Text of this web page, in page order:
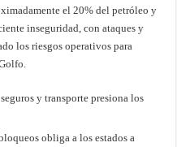
el 20% del petróleo y
inseguridad, con ataques y
los riesgos operativos para
y transporte presiona los
obliga a los estados a